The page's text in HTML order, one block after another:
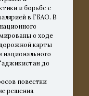
и борьбе с
в ГБАО. В
о ходе
карты
национального
до
повестки
решения.